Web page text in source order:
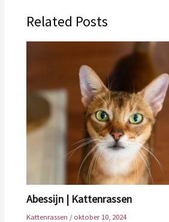
Related Posts
Abessijn | Kattenrassen
Kattenrassen /oktober 10, 2024